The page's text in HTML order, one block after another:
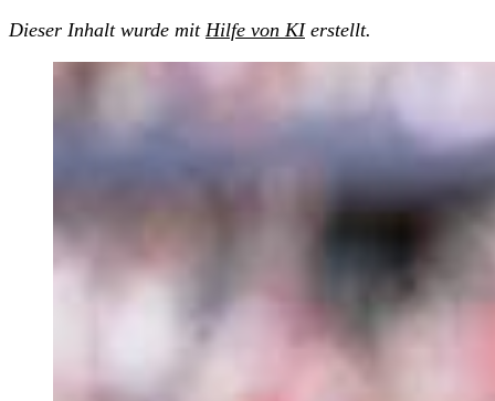
Dieser Inhalt wurde mit Hilfe von KIerstellt.